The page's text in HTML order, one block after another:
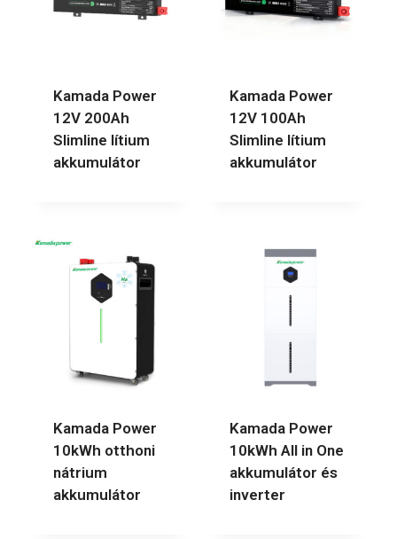
Kamada Power
12V 200Ah
Slimline lítium
akkumulátor
Kamada Power
12V 100Ah
Slimline lítium
akkumulátor
Kamada Power
10kWh otthoni
nátrium
akkumulátor
Kamada Power
10kWh All in One
akkumulátor és
inverter